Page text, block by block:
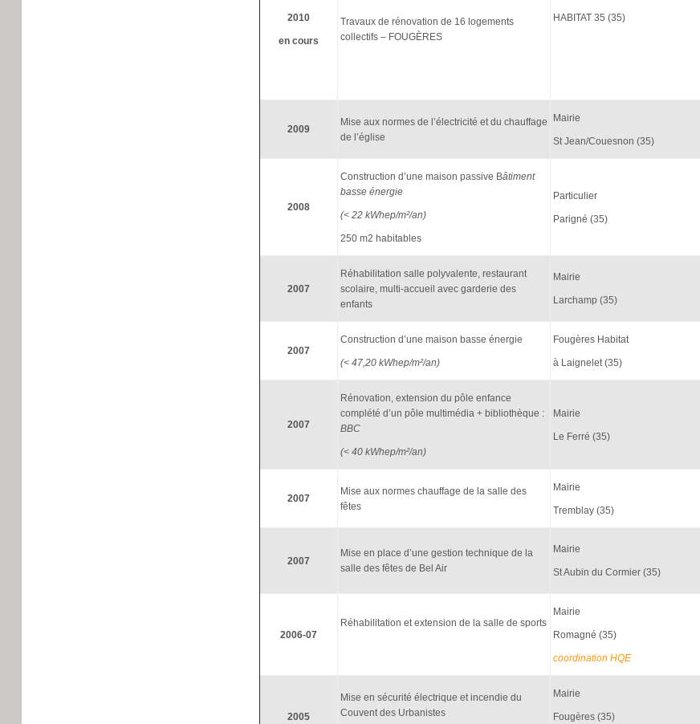
2010
en cours
Travaux de rénovation de 16 logements
collectifs – FOUGÈRES
HABITAT 35 (35)
2009
Mise aux normes de l’électricité et du chauffage
de l’église
Mairie
St Jean/Couesnon (35)
2008
Construction d’une maison passive Bâtiment
basse énergie
(< 22 kWhep/m²/an)
250 m2 habitables
Particulier
Parigné (35)
2007
Réhabilitation salle polyvalente, restaurant
scolaire, multi-accueil avec garderie des
enfants
Mairie
Larchamp (35)
2007
Construction d’une maison basse énergie
(< 47,20 kWhep/m²/an)
Fougères Habitat
à Laignelet (35)
2007
Rénovation, extension du pôle enfance
complété d’un pôle multimédia + bibliothèque :
BBC
(< 40 kWhep/m²/an)
Mairie
Le Ferré (35)
2007
Mise aux normes chauffage de la salle des
fêtes
Mairie
Tremblay (35)
2007
Mise en place d’une gestion technique de la
salle des fêtes de Bel Air
Mairie
St Aubin du Cormier (35)
2006-07
Réhabilitation et extension de la salle de sports
Mairie
Romagné (35)
coordination HQE
2005
Mise en sécurité électrique et incendie du
Couvent des Urbanistes
Mairie
Fougères (35)